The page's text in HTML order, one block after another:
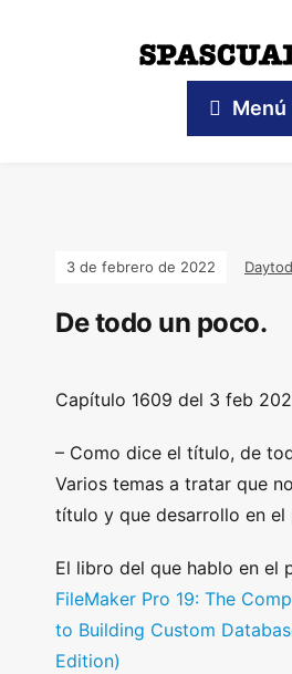
Menú
3 de febrero de 2022
De todo un poco.
Capítulo 1609 del 3 feb
– Como dice el título, de
Varios temas a tratar que
título y que desarrollo en el
El libro del que hablo en el
FileMaker Pro 19: The
to Building Custom
Edition)